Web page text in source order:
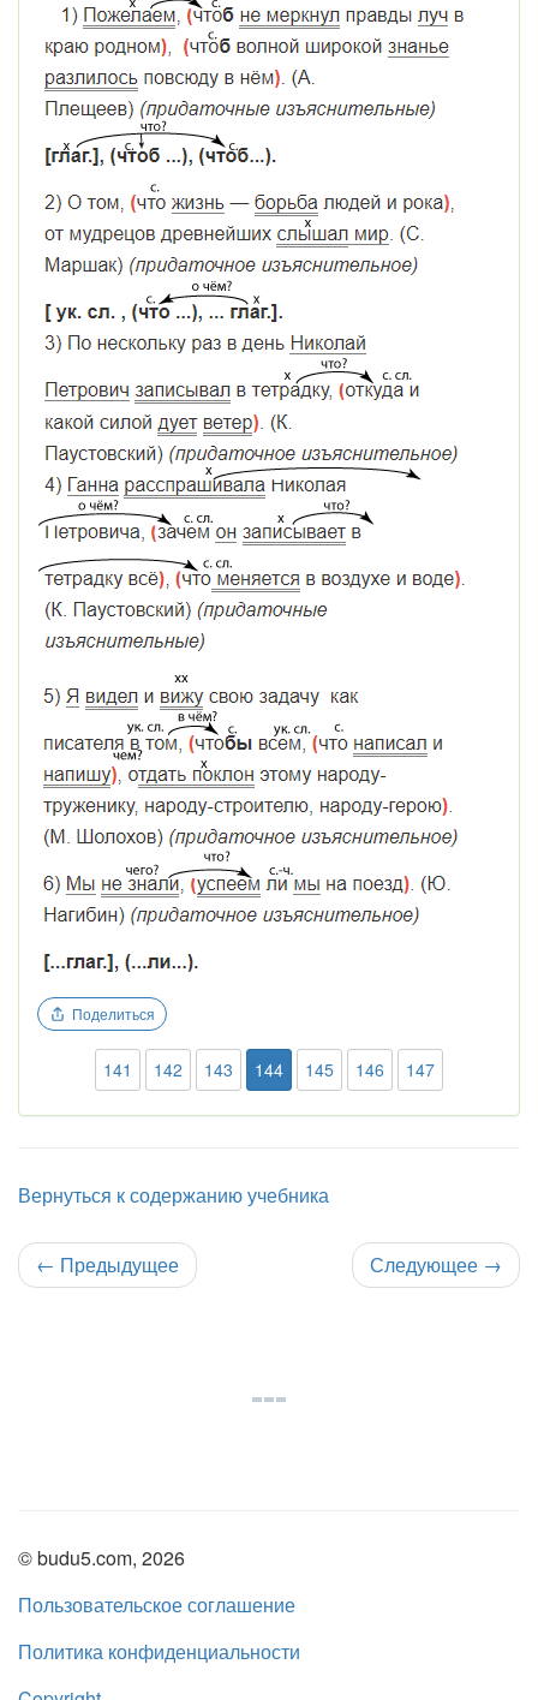
Поделиться
141 142 143 144 145 146 147
Вернуться к содержанию учебника
← Предыдущее Следующее →
© budu5.com, 2026
Пользовательское соглашение
Политика конфиденциальности